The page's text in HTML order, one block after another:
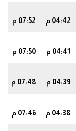
04:42 م 07:52 م
04:41 م 07:50 م
04:39 م 07:48 م
04:38 م 07:46 م